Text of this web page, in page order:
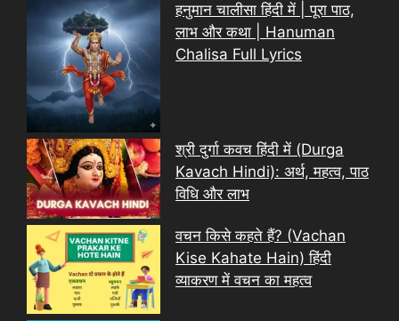
हनुमान चालीसा हिंदी में | पूरा पाठ,
लाभ और कथा | Hanuman
Chalisa Full Lyrics
श्री दुर्गा कवच हिंदी में (Durga
Kavach Hindi): अर्थ, महत्व, पाठ
विधि और लाभ
वचन किसे कहते हैं? (Vachan
Kise Kahate Hain) हिंदी
व्याकरण में वचन का महत्व